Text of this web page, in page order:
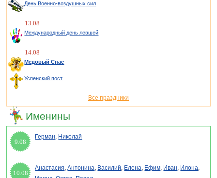
День Военно-воздушных сил
13.08
Международный день левшей
14.08
Медовый Спас
Успенский пост
Все праздники
Именины
9.08
Герман, Николай
10.08
Анастасия,Антонина, Василий, Елена, Ефим, Иван, Илона,